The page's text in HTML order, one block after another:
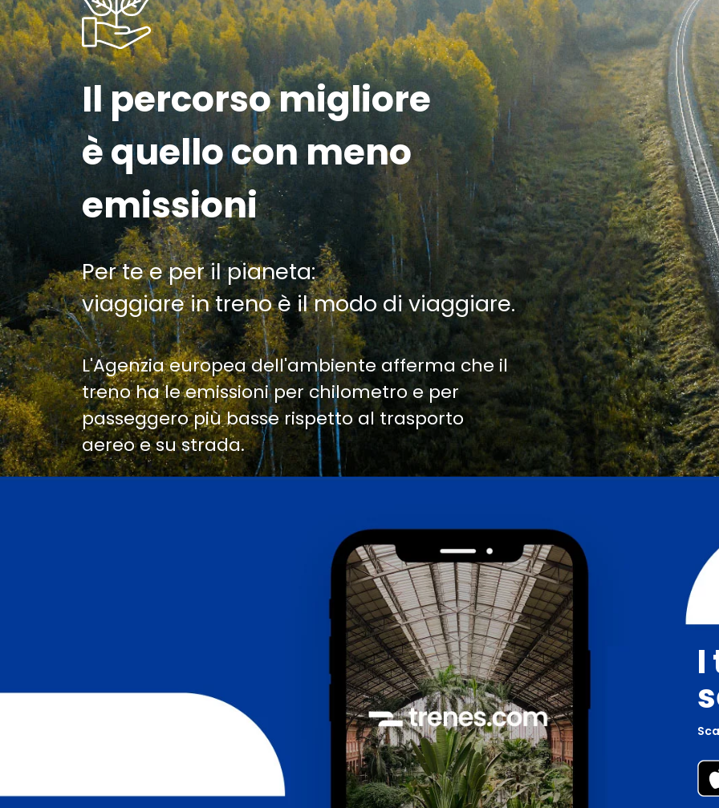
Il percorso migliore
è quello con meno
emissioni
Per te e per il pianeta:
viaggiare in treno è il modo di viaggiare.
L'Agenzia europea dell'ambiente afferma che il
treno ha le emissioni per chilometro e per
passeggero più basse rispetto al trasporto
aereo e su strada.
I